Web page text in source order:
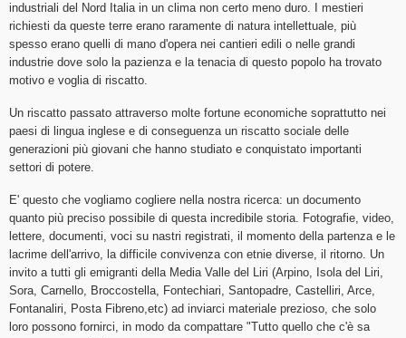
industriali del Nord Italia in un clima non certo meno duro. I mestieri
richiesti da queste terre erano raramente di natura intellettuale, più
spesso erano quelli di mano d'opera nei cantieri edili o nelle grandi
industrie dove solo la pazienza e la tenacia di questo popolo ha trovato
motivo e voglia di riscatto.
Un riscatto passato attraverso molte fortune economiche soprattutto nei
paesi di lingua inglese e di conseguenza un riscatto sociale delle
generazioni più giovani che hanno studiato e conquistato importanti
settori di potere.
E' questo che vogliamo cogliere nella nostra ricerca: un documento
quanto più preciso possibile di questa incredibile storia. Fotografie, video,
lettere, documenti, voci su nastri registrati, il momento della partenza e le
lacrime dell'arrivo, la difficile convivenza con etnie diverse, il ritorno. Un
invito a tutti gli emigranti della Media Valle del Liri (Arpino, Isola del Liri,
Sora, Carnello, Broccostella, Fontechiari, Santopadre, Castelliri, Arce,
Fontanaliri, Posta Fibreno,etc) ad inviarci materiale prezioso, che solo
loro possono fornirci, in modo da compattare "Tutto quello che c'è sa